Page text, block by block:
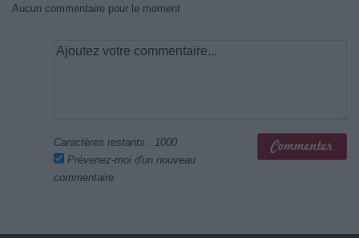
Aucun commentaire pour le moment
Caractères restants : 1000
Prévenez-moi d'un nouveau
commentaire